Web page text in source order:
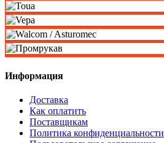
Информация
Доставка
Как оплатить
Поставщикам
Политика конфиденциальности